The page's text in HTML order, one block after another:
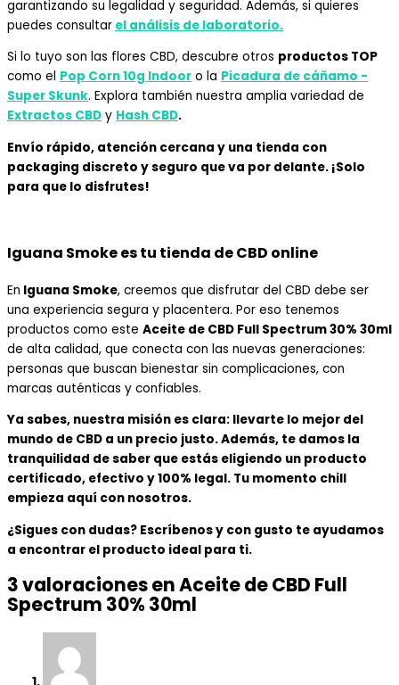
garantizando su legalidad y seguridad. Además, si quieres
puedes consultar el análisis de laboratorio.
Si lo tuyo son las flores CBD, descubre otros productos TOP
como el Pop Corn 10g Indoor o la Picadura de cáñamo -
Super Skunk. Explora también nuestra amplia variedad de
Extractos CBD y Hash CBD.
Envío rápido, atención cercana y una tienda con
packaging discreto y seguro que va por delante. ¡Solo
para que lo disfrutes!
Iguana Smoke es tu tienda de CBD online
En Iguana Smoke, creemos que disfrutar del CBD debe ser
una experiencia segura y placentera. Por eso tenemos
productos como este Aceite de CBD Full Spectrum 30% 30ml
de alta calidad, que conecta con las nuevas generaciones:
personas que buscan bienestar sin complicaciones, con
marcas auténticas y confiables.
Ya sabes, nuestra misión es clara: llevarte lo mejor del
mundo de CBD a un precio justo. Además, te damos la
tranquilidad de saber que estás eligiendo un producto
certificado, efectivo y 100% legal. Tu momento chill
empieza aquí con nosotros.
¿Sigues con dudas? Escríbenos y con gusto te ayudamos
a encontrar el producto ideal para ti.
3 valoraciones enAceite de CBD Full
Spectrum 30% 30ml